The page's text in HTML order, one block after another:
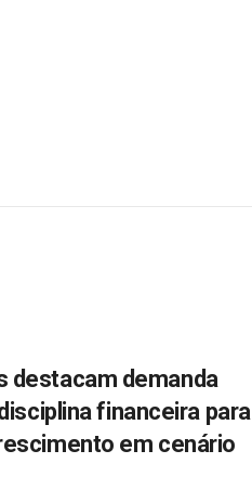
destacam demanda
financeira para
em cenário